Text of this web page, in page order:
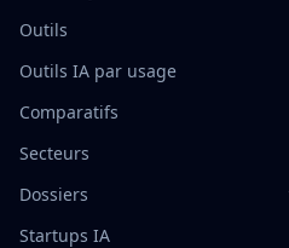
Outils
Outils IA par usage
Comparatifs
Secteurs
Dossiers
Startups IA